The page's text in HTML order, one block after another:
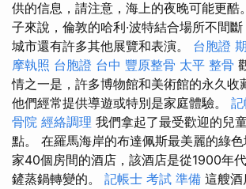
供的信息，請注意，海上的夜晚可能更酷
子來說，倫敦的哈利·波特結合場所不間
城市還有許多其他展覽和表演。 台胞證
摩執照 台胞證 台中 豐原整骨 太平 整骨
情之一是，許多博物館和美術館的永久收
他們經常提供導遊或特別是家庭體驗。
骨院 經絡調理 我們拿起了最受歡迎的兒
點。 在羅馬海岸的布達佩斯最美麗的綠
家40個房間的酒店，該酒店是從1900年
鏟蒸鍋轉變的。 記帳士 考試 準備 這艘